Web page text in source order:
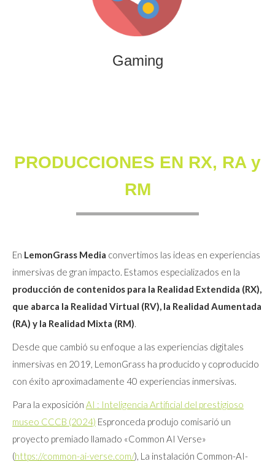
Gaming
que combinan entretenimiento, innovación y engagement
para marcas y audiencias.
PRODUCCIONES EN RX, RA y
RM
En LemonGrass Media convertimos las ideas en experiencias
inmersivas de gran impacto. Estamos especializados en la
producción de contenidos para la Realidad Extendida (RX),
que abarca la Realidad Virtual (RV), la Realidad Aumentada
(RA) y la Realidad Mixta (RM).
Desde que cambió su enfoque a las experiencias digitales
inmersivas en 2019, LemonGrass ha producido y coproducido
con éxito aproximadamente 40 experiencias inmersivas.
Para la exposición AI : Inteligencia Artificial del prestigioso
museo CCCB (2024) Espronceda produjo comisarió un
proyecto premiado llamado «Common AI Verse»
(https://common-ai-verse.com/), La instalación Common-AI-